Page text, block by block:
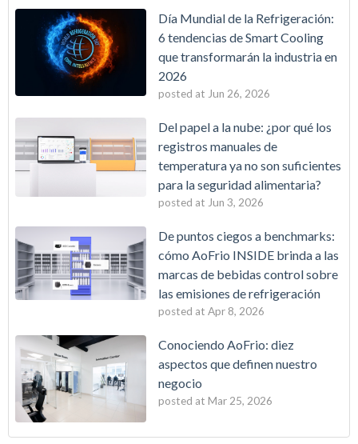
Día Mundial de la Refrigeración:
6 tendencias de Smart Cooling
que transformarán la industria en
2026
posted at Jun 26, 2026
Del papel a la nube: ¿por qué los
registros manuales de
temperatura ya no son suficientes
para la seguridad alimentaria?
posted at Jun 3, 2026
De puntos ciegos a benchmarks:
cómo AoFrio INSIDE brinda a las
marcas de bebidas control sobre
las emisiones de refrigeración
posted at Apr 8, 2026
Conociendo AoFrio: diez
aspectos que definen nuestro
negocio
posted at Mar 25, 2026